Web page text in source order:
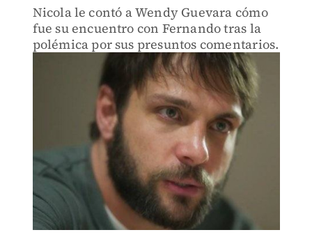
Nicola le contó a Wendy Guevara cómo
fue su encuentro con Fernando tras la
polémica por sus presuntos comentarios.